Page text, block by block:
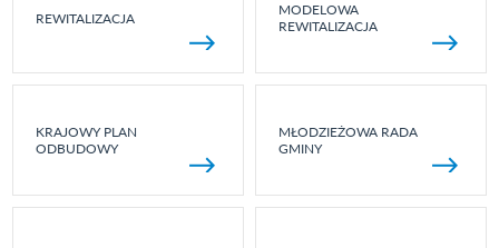
REWITALIZACJA
MODELOWA
REWITALIZACJA
KRAJOWY PLAN
ODBUDOWY
MŁODZIEŻOWA RADA
GMINY